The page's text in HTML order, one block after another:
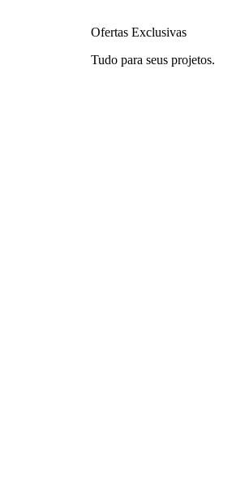
Ofertas Exclusivas
Tudo para seus projetos.